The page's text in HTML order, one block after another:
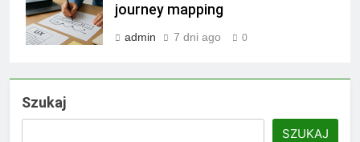
journey mapping
admin 7 dni ago 0
Szukaj
SZUKAJ